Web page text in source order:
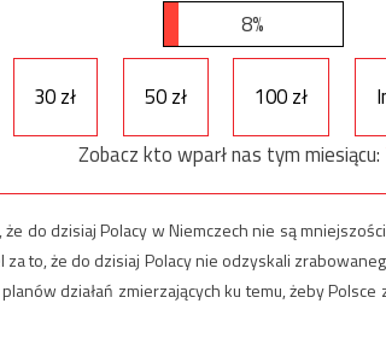
8%
30 zł 50 zł 100 zł
Zobacz kto wparł nas tym miesiącu:
do dzisiaj Polacy w Niemczech nie są
za to, że do dzisiaj Polacy nie odzyskali
działań zmierzających ku temu, żeby